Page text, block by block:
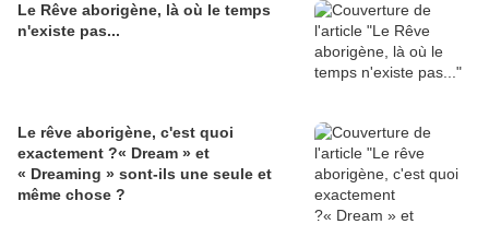
Le Rêve aborigène, là où le temps
n'existe pas...
Le rêve aborigène, c'est quoi
exactement ?« Dream » et
« Dreaming » sont-ils une seule et
même chose ?